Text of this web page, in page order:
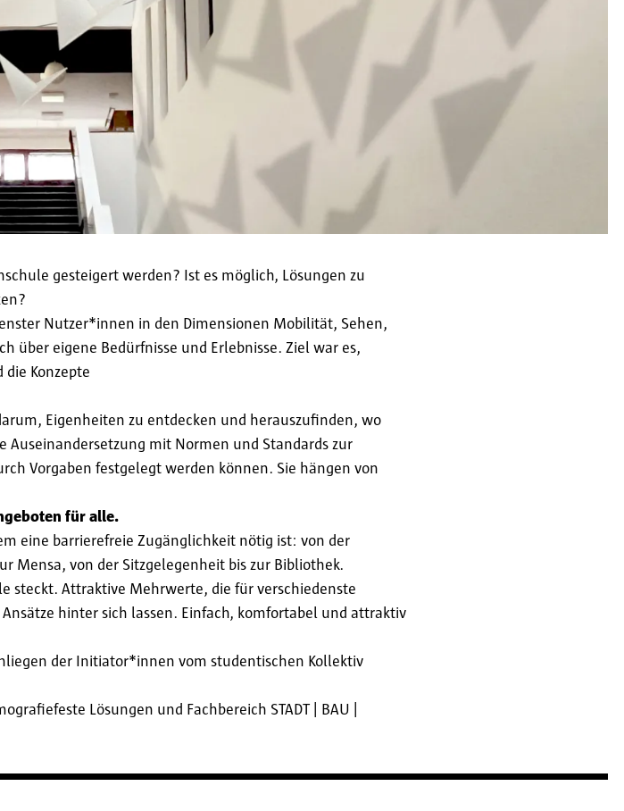
gesteigert werden? Ist es möglich, Lösungen zu
Nutzer*innen in den Dimensionen Mobilität, Sehen,
über eigene Bedürfnisse und Erlebnisse. Ziel war es,
Konzepte
Eigenheiten zu entdecken und herauszufinden, wo
Auseinandersetzung mit Normen und Standards zur
Vorgaben festgelegt werden können. Sie hängen von
für alle.
eine barrierefreie Zugänglichkeit nötig ist: von der
Mensa, von der Sitzgelegenheit bis zur Bibliothek.
steckt. Attraktive Mehrwerte, die für verschiedenste
hinter sich lassen. Einfach, komfortabel und attraktiv
der Initiator*innen vom studentischen Kollektiv
Lösungen und Fachbereich STADT | BAU |